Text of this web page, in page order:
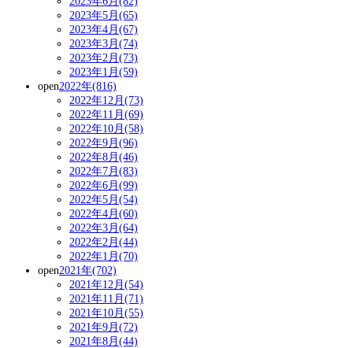
2023年5月(65)
2023年4月(67)
2023年3月(74)
2023年2月(73)
2023年1月(59)
open2022年(816)
2022年12月(73)
2022年11月(69)
2022年10月(58)
2022年9月(96)
2022年8月(46)
2022年7月(83)
2022年6月(99)
2022年5月(54)
2022年4月(60)
2022年3月(64)
2022年2月(44)
2022年1月(70)
open2021年(702)
2021年12月(54)
2021年11月(71)
2021年10月(55)
2021年9月(72)
2021年8月(44)